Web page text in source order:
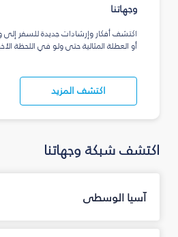
وجهاتنا
اكتشف أفكار وإرشادات جديدة للسفر
أو العطلة المثالية حتى ولو في اللحظة
اكتشف المزيد
اكتشف شبكة وجهاتنا
آسيا الوسطى